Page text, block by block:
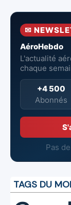
✉
AéroHebdo
L'actualité
chaque
+4 500
Abonnés
Pas
TAGS DU